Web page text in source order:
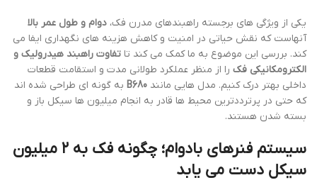
یکی از ویژگی های برجسته راهبندهای مدرن فک، دوام و طول عمر بالا
آنهاست که نقش حیاتی در امنیت و کاهش هزینه های نگهداری ایفا می
کند. بررسی این موضوع به ما کمک می کند تا تفاوت راهبند هیدرولیک و
الکترومکانیکی فک را از منظر عملکرد طولانی مدت و استقامت قطعات
داخلی بهتر درک کنیم. مدل هایی مانند B680 به گونه ای طراحی شده اند
که حتی در پرترددترین محیط ها قادر به انجام میلیون ها سیکل باز و
بسته شدن هستند.
سیستم فنرهای بادوام؛ چگونه فک به ۲ میلیون
سیکل دست می یابد